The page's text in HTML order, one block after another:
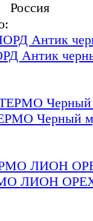
Россия
Черный
ЛИОН